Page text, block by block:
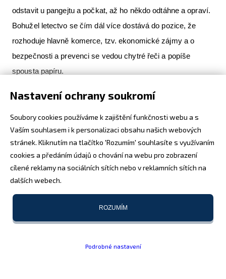
odstavit u pangejtu a počkat, až ho někdo odtáhne a opraví.
Bohužel letectvo se čím dál více dostává do pozice, že
rozhoduje hlavně komerce, tzv. ekonomické zájmy a o
bezpečnosti a prevenci se vedou chytré řeči a popíše
spousta papíru.
FR: Jaké jsou podle vás trendy vojenského vývoje do
VV:Zmíním drony. To je podle mě největší nebezpečí pro
lidstvo v blízké budoucnosti. Dostupné každému zločinci.
Mění to i boj samotný. Bezpilotní prostředek v Afghánistánu
už dnes často řídí na dálku slečna v Atlantě, která to má jako
počítačovou hru. Ona nevnímá, že vedle cíle je mateřská
školka. Není naprosto ničím spojená s válčištěm. To je
obrovský kvalitativní skok ve vedení války. Do drona za tisíc
Nastavení ochrany soukromí
Soubory cookies používáme k zajištění funkčnosti webu a s
Vaším souhlasem i k personalizaci obsahu našich webových
stránek. Kliknutím na tlačítko 'Rozumím' souhlasíte s využívaním
cookies a předáním údajů o chování na webu pro zobrazení
cílené reklamy na sociálních sítích nebo v reklamních sítích na
dalších webech.
ROZUMÍM
Podrobné nastavení